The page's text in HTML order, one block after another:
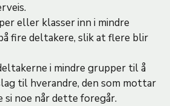
eller klasser inn i mindre
fire deltakere, slik at flere blir
i mindre grupper til å
til hverandre, den som mottar
si noe når dette foregår.